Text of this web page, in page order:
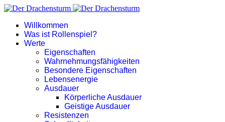
Willkommen
Was ist Rollenspiel?
Werte
Eigenschaften
Wahrnehmungsfähigkeiten
Besondere Eigenschaften
Lebensenergie
Ausdauer
Körperliche Ausdauer
Geistige Ausdauer
Resistenzen